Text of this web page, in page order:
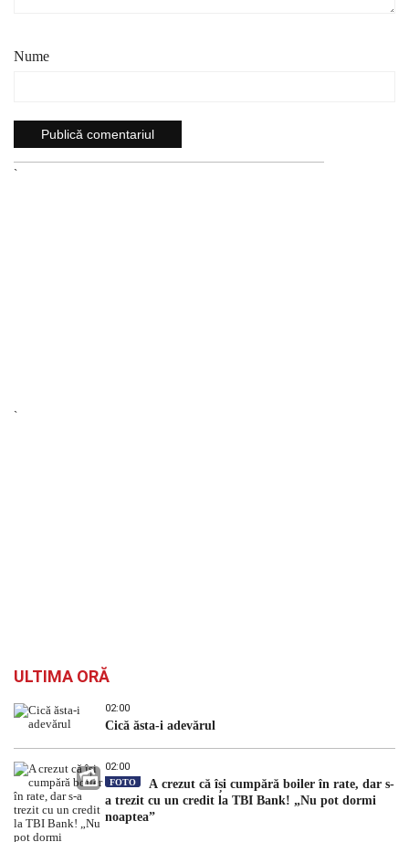
Nume
`
`
ULTIMA ORĂ
02:00
Cică ăsta-i adevărul
02:00
FOTO
A crezut că își cumpără boiler în rate, dar s-
a trezit cu un credit la TBI Bank! „Nu pot dormi
noaptea”